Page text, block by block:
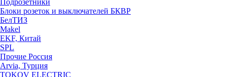
Подрозетники
Блоки розеток и выключателей БКВР
БелТИЗ
Makel
EKF, Китай
SPL
Прочие Россия
Arvia, Турция
TOKOV ELECTRIC